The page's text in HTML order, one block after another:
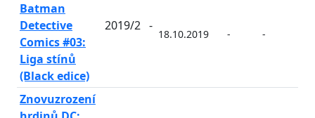
Batman
Detective
Comics #03:
Liga stínů
(Black edice)
2019/2 -
18.10.2019 - -
Znovuzrození